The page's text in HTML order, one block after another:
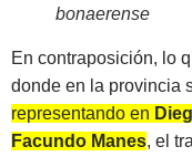
bonaerense
En contraposición, lo
donde en la provincia
representando en
Facundo Manes, el